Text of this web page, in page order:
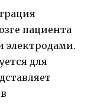
пациента
для